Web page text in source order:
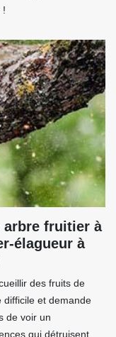
!
arbre fruitier à
élagueur à
des fruits de
difficile et demande
de voir un
qui détruisent